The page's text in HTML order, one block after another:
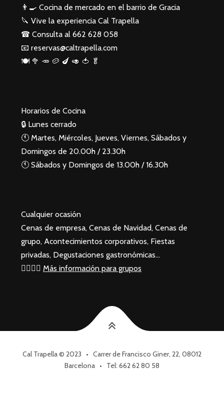
👨‍🍳 Cocina de mercado en el barrio de Gracia
🔪 Vive la experiencia Cal Trapella
☎️ Consulta al 662 628 058
📧 reservas@caltrapella.com
🍽 🥦 🥕 🥔 🍆 🥑 🍅 🥬
Horarios de Cocina
🔒 Lunes cerrado
🕚 Martes, Miércoles, Jueves, Viernes, Sábados y
Domingos de 20.00h / 23.30h
🕚 Sábados y Domingos de 13.00h / 16.30h
Cualquier ocasión
Cenas de empresa, Cenas de Navidad, Cenas de
grupo, Acontecimientos corporativos, Fiestas
privadas, Degustaciones gastronómicas…
🙋‍♂️🙋‍♀️ Más información para grupos
Cal Trapella © 2023 • Carrer de Francisco Giner, 22, 08012
Barcelona • Tel: 662 62 80 58